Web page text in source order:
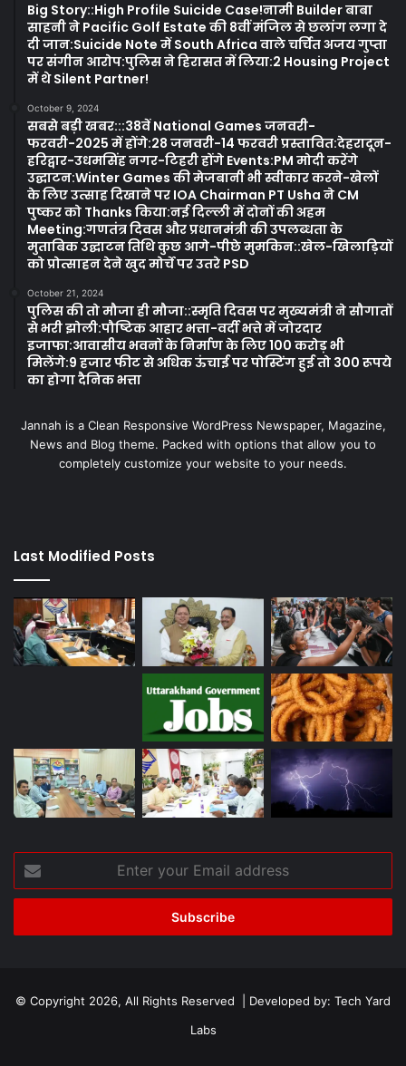
Big Story::High Profile Suicide Case!नामी Builder बाबा
साहनी ने Pacific Golf Estate की 8वीं मंजिल से छलांग लगा दे
दी जान:Suicide Note में South Africa वाले चर्चित अजय गुप्ता
पर संगीन आरोप:पुलिस ने हिरासत में लिया:2 Housing Project
में थे Silent Partner!
October 9, 2024
सबसे बड़ी खबर:::38वें National Games जनवरी-
फरवरी-2025 में होंगे:28 जनवरी-14 फरवरी प्रस्तावित:देहरादून-
हरिद्वार-उधमसिंह नगर-टिहरी होंगे Events:PM मोदी करेंगे
उद्घाटन:Winter Games की मेजबानी भी स्वीकार करने-खेलों
के लिए उत्साह दिखाने पर IOA Chairman PT Usha ने CM
पुष्कर को Thanks किया:नई दिल्ली में दोनों की अहम
Meeting:गणतंत्र दिवस और प्रधानमंत्री की उपलब्धता के
मुताबिक उद्घाटन तिथि कुछ आगे-पीछे मुमकिन::खेल-खिलाड़ियों
को प्रोत्साहन देने खुद मोर्चे पर उतरे PSD
October 21, 2024
पुलिस की तो मौजा ही मौजा::स्मृति दिवस पर मुख्यमंत्री ने सौगातों
से भरी झोली:पौष्टिक आहार भत्ता-वर्दी भत्ते में जोरदार
इजाफा:आवासीय भवनों के निर्माण के लिए 100 करोड़ भी
मिलेंगे:9 हजार फीट से अधिक ऊंचाई पर पोस्टिंग हुई तो 300 रूपये
का होगा दैनिक भत्ता
Jannah is a Clean Responsive WordPress Newspaper, Magazine,
News and Blog theme. Packed with options that allow you to
completely customize your website to your needs.
Last Modified Posts
your
Email
© Copyright 2026, All Rights Reserved | Developed by: Tech Yard
Labs